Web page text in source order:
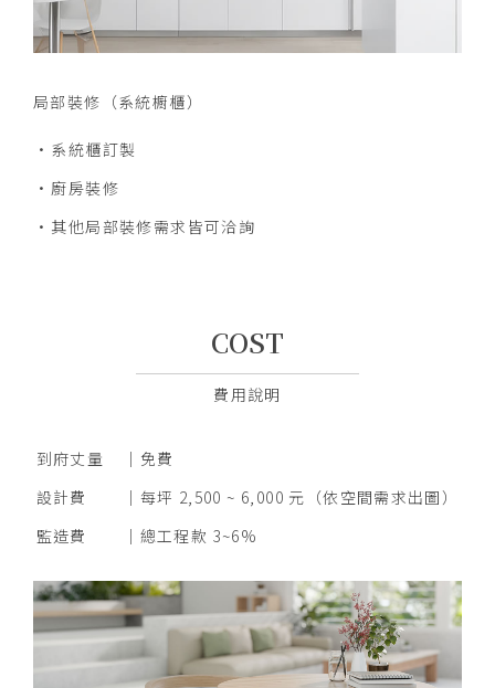
局部裝修 （系統櫥櫃）
系統櫃訂製
廚房裝修
其他局部裝修需求皆可洽詢
COST
費用說明
到府丈量
免費
設計費
每坪 2,500 ~ 6,000 元（依空間需求出圖）
監造費
總工程款 3~6%